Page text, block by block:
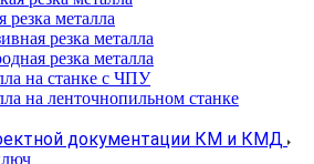
резка металла
резка металла
резка металла
на станке с ЧПУ
на ленточнопильном станке
документации КМ и КМД